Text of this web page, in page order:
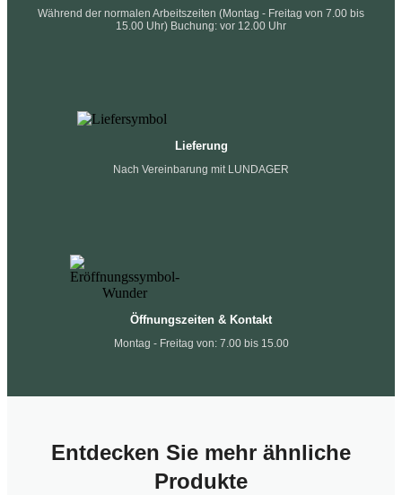
Während der normalen Arbeitszeiten (Montag - Freitag von 7.00 bis
15.00 Uhr) Buchung: vor 12.00 Uhr
Lieferung
Nach Vereinbarung mit LUNDAGER
Öffnungszeiten & Kontakt
Montag - Freitag von: 7.00 bis 15.00
Entdecken Sie mehr ähnliche
Produkte